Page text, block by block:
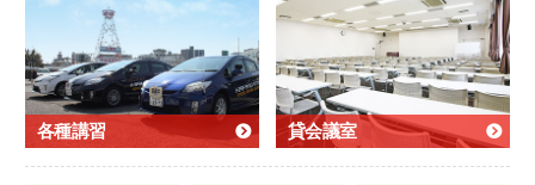
各種講習 貸会議室